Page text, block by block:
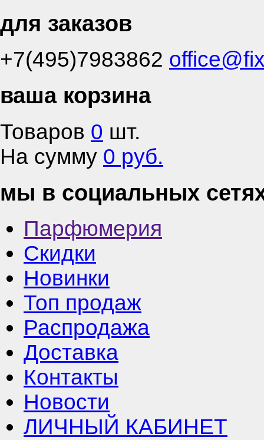
для заказов
+7(495)7983862
ваша корзина
Товаров 0 шт.
На сумму 0 руб.
мы в социальных
Парфюмерия
Скидки
Новинки
Топ продаж
Распродажа
Доставка
Контакты
Новости
ЛИЧНЫЙ КАБИНЕТ